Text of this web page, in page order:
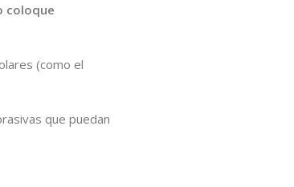
coloque
(como el
que puedan